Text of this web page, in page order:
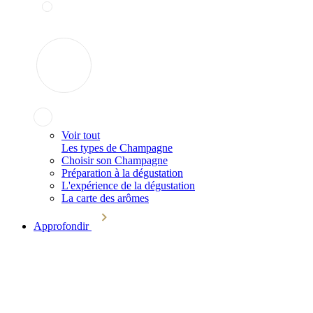
Voir tout
Les types de Champagne
Choisir son Champagne
Préparation à la dégustation
L'expérience de la dégustation
La carte des arômes
Approfondir